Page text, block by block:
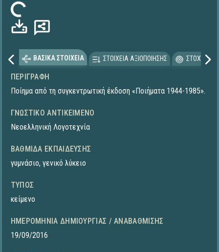
ΒΑΣΙΚΑ ΣΤΟΙΧΕΙΑ ΣΤΟΙΧΕΙΑ ΑΞΙΟΠΟΙΗΣΗΣ
ΠΕΡΙΓΡΑΦΉ
Ποίημα από τη συγκεντρωτική έκδοση «Ποιήματα 1944-1985».
ΓΝΩΣΤΙΚΌ ΑΝΤΙΚΕΊΜΕΝΟ
Νεοελληνική Λογοτεχνία
ΒΑΘΜΊΔΑ ΕΚΠΑΊΔΕΥΣΗΣ
γυμνάσιο, γενικό λύκειο
ΤΎΠΟΣ
κείμενο
ΗΜΕΡΟΜΗΝΊΑ ΔΗΜΙΟΥΡΓΊΑΣ / ΑΝΑΒΆΘΜΙΣΗΣ
19/09/2016